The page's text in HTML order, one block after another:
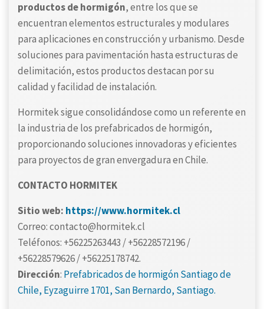
productos de hormigón, entre los que se
encuentran elementos estructurales y modulares
para aplicaciones en construcción y urbanismo. Desde
soluciones para pavimentación hasta estructuras de
delimitación, estos productos destacan por su
calidad y facilidad de instalación.
Hormitek sigue consolidándose como un referente en
la industria de los prefabricados de hormigón,
proporcionando soluciones innovadoras y eficientes
para proyectos de gran envergadura en Chile.
CONTACTO HORMITEK
Sitio web: https://www.hormitek.cl
Correo: contacto@hormitek.cl
Teléfonos: +56225263443 / +56228572196 /
+56228579626 / +56225178742.
Dirección: Prefabricados de hormigón Santiago de
Chile, Eyzaguirre 1701, San Bernardo, Santiago.